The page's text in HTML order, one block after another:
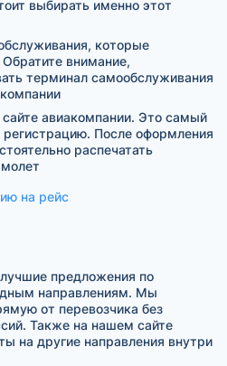
выбирать именно этот
которые
внимание,
терминал самообслуживания
авиакомпании. Это самый
После оформления
распечатать
на рейс
предложения по
направлениям. Мы
от перевозчика без
Также на нашем сайте
на другие направления внутри